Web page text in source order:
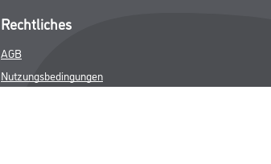
Rechtliches
AGB
Nutzungsbedingungen